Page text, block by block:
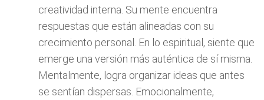
creatividad interna. Su mente encuentra
respuestas que están alineadas con su
crecimiento personal. En lo espiritual, siente que
emerge una versión más auténtica de sí misma.
Mentalmente, logra organizar ideas que antes
se sentían dispersas. Emocionalmente,